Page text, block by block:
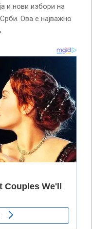
и нови избори на
Ова е најважно